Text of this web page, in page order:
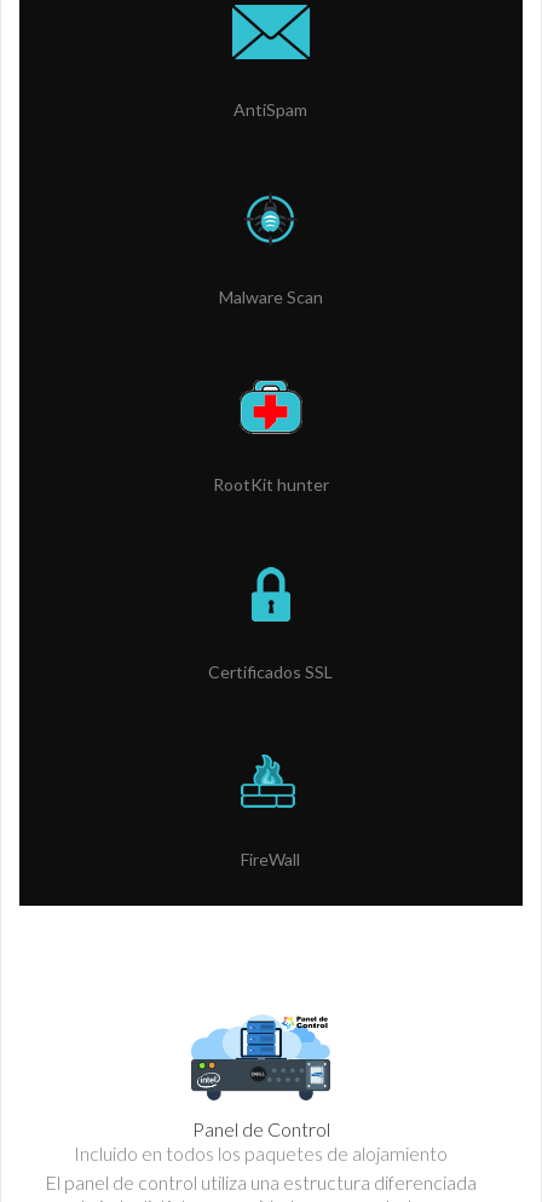
AntiSpam
Malware Scan
RootKit hunter
Certificados SSL
FireWall
Panel de Control
Incluido en todos los paquetes de alojamiento
El panel de control utiliza una estructura diferenciada